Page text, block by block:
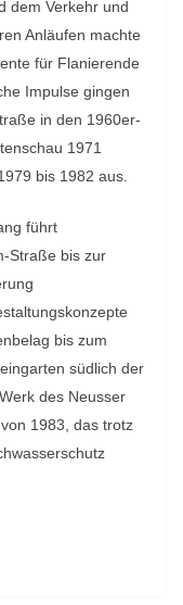
dem Verkehr und
Anläufen machte
für Flanierende
Impulse gingen
in den 1960er-
1971
bis 1982 aus.
führt
Straße bis zur
bis zum
südlich der
des Neusser
1983, das trotz